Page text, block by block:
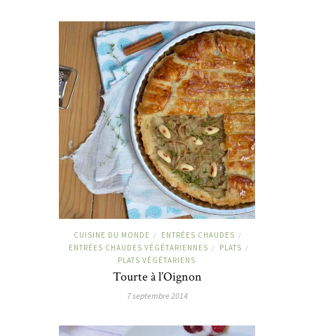
CUISINE DU MONDE / ENTRÉES CHAUDES /
ENTRÉES CHAUDES VÉGÉTARIENNES / PLATS /
PLATS VÉGÉTARIENS
Tourte à l’Oignon
7 septembre 2014